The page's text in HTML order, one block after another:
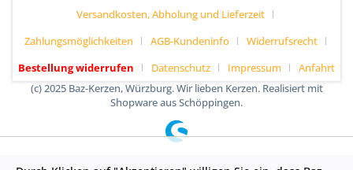
Versandkosten, Abholung und Lieferzeit
Zahlungsmöglichkeiten
AGB-Kundeninfo
Widerrufsrecht
Bestellung widerrufen
Datenschutz Impressum
Anfahrt
(c) 2025 Baz-Kerzen, Würzburg. Wir lieben Kerzen. Realisiert mit
Shopware aus Schöppingen.